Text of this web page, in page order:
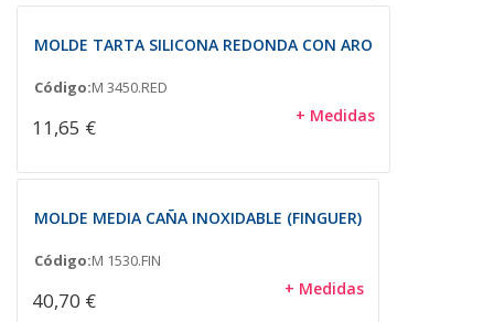
MOLDE TARTA SILICONA REDONDA CON ARO
Código:M 3450.RED
11,65 € + Medidas
MOLDE MEDIA CAÑA INOXIDABLE (FINGUER)
Código:M 1530.FIN
40,70 € + Medidas